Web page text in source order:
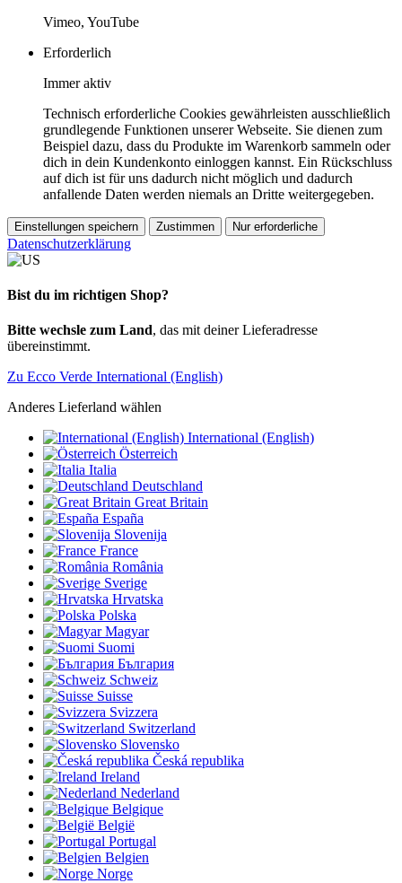
Vimeo, YouTube
Erforderlich
Immer aktiv
Technisch erforderliche Cookies gewährleisten ausschließlich
grundlegende Funktionen unserer Webseite. Sie dienen zum
Beispiel dazu, dass du Produkte im Warenkorb sammeln oder
dich in dein Kundenkonto einloggen kannst. Ein Rückschluss
auf dich ist für uns dadurch nicht möglich und dadurch
anfallende Daten werden niemals an Dritte weitergegeben.
Einstellungen speichern Zustimmen Nur erforderliche
Datenschutzerklärung
Bist du im richtigen Shop?
Bitte wechsle zum Land, das mit deiner Lieferadresse
übereinstimmt.
Zu Ecco Verde International (English)
Anderes Lieferland wählen
International (English)
Österreich
Italia
Deutschland
Great Britain
España
Slovenija
France
România
Sverige
Hrvatska
Polska
Magyar
Suomi
България
Schweiz
Suisse
Svizzera
Switzerland
Slovensko
Česká republika
Ireland
Nederland
Belgique
België
Portugal
Belgien
Norge